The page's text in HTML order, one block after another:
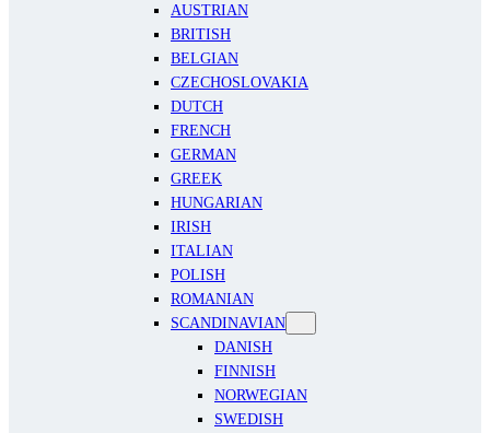
AUSTRIAN
BRITISH
BELGIAN
CZECHOSLOVAKIA
DUTCH
FRENCH
GERMAN
GREEK
HUNGARIAN
IRISH
ITALIAN
POLISH
ROMANIAN
SCANDINAVIAN
DANISH
FINNISH
NORWEGIAN
SWEDISH